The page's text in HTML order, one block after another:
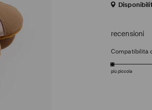
recensioni
Compatibilità
più piccola